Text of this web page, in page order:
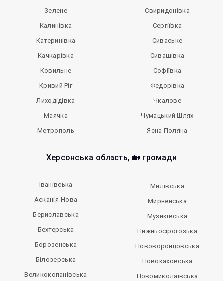
Зелене
Калинівка
Катеринівка
Качкарівка
Ковильне
Кривий Ріг
Лиходідівка
Маячка
Метрополь
Свиридонівка
Сергіївка
Сиваське
Сивашівка
Софіївка
Федорівка
Чкалове
Чумацький Шлях
Ясна Поляна
Херсонська область, 🏡 громади
Іванівська
Асканія-Нова
Бериславська
Бехтерська
Борозенська
Білозерська
Великокопанівська
Милівська
Мирненська
Музиківська
Нижньосірогозька
Нововоронцовська
Новокаховська
Новомиколаївська